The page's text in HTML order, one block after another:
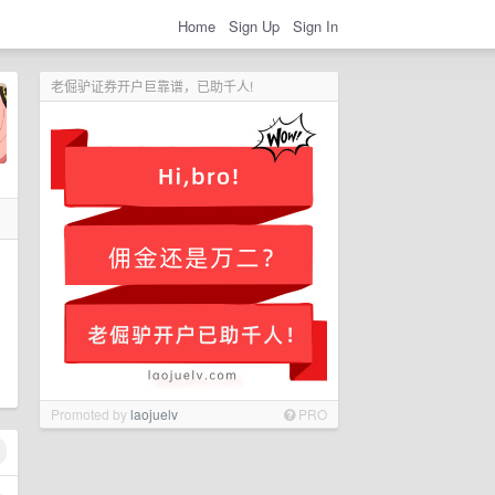
Home Sign Up Sign In
老倔驴证券开户巨靠谱，已助千人!
Promoted bylaojuelv PRO